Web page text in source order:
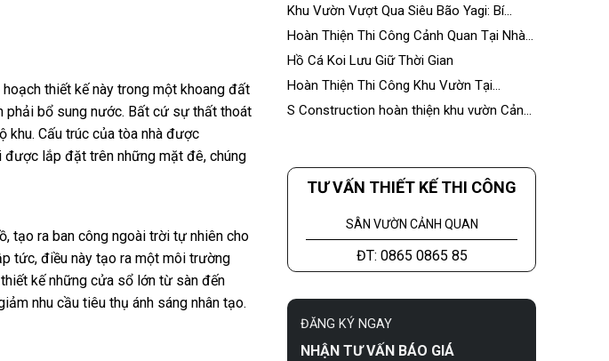
thiết kế này trong một khoang đất
phải bổ sung nước. Bất cứ sự thất thoát
khu. Cấu trúc của tòa nhà được
được lắp đặt trên những mặt đê, chúng
tạo ra ban công ngoài trời tự nhiên cho
tức, điều này tạo ra một môi trường
kế những cửa sổ lớn từ sàn đến
nhu cầu tiêu thụ ánh sáng nhân tạo.
Khu Vườn Vượt Qua Siêu Bão Yagi: Bí
Quyết Bền Vững Từ S Construction
Hoàn Thiện Thi Công Cảnh Quan Tại Nhà
Máy Á Châu
Hồ Cá Koi Lưu Giữ Thời Gian
Hoàn Thiện Thi Công Khu Vườn Tại
Ecopark
S Construction hoàn thiện khu vườn Cảnh
TƯ VẤN THIẾT KẾ THI CÔNG
SÂN VƯỜN CẢNH QUAN
ĐT: 0865 0865 85
ĐĂNG KÝ NGAY
NHẬN TƯ VẤN BÁO GIÁ